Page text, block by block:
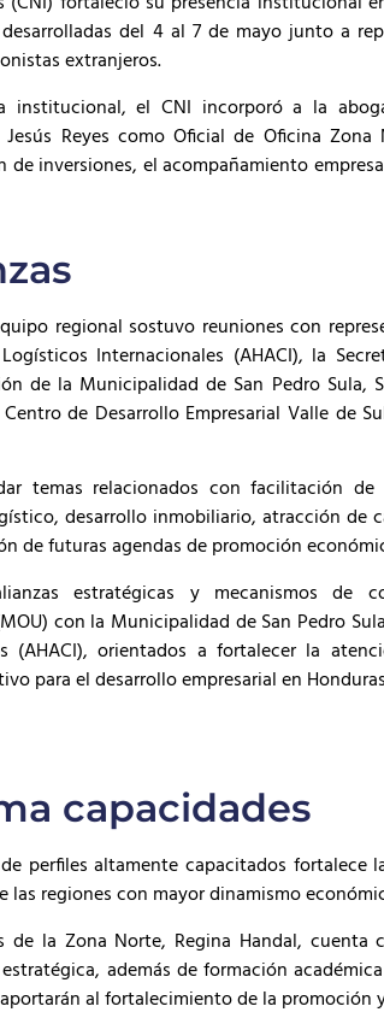
del 4 al 7 de mayo junto a
extranjeros.
institucional, el CNI incorporó a la
Reyes como Oficial de Oficina
inversiones, el acompañamiento
regional sostuvo reuniones con
Internacionales (AHACI), la
de la Municipalidad de San Pedro Sula,
de Desarrollo Empresarial Valle de
temas relacionados con facilitación
desarrollo inmobiliario, atracción de
de futuras agendas de promoción
estratégicas y mecanismos de
con la Municipalidad de San Pedro
(AHACI), orientados a fortalecer la
para el desarrollo empresarial en
capacidades
perfiles altamente capacitados
regiones con mayor dinamismo
de la Zona Norte, Regina Handal, cuenta
además de formación
al fortalecimiento de la promoción